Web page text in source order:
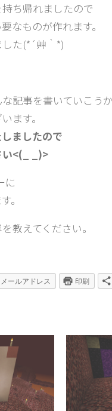
ち帰れましたので
なものが作れます。
た(*´艸｀*)
記事を書いていこうか
ます。
ましたので
い<(_ _)>
に
。
教えてください。
メールアドレス 印刷